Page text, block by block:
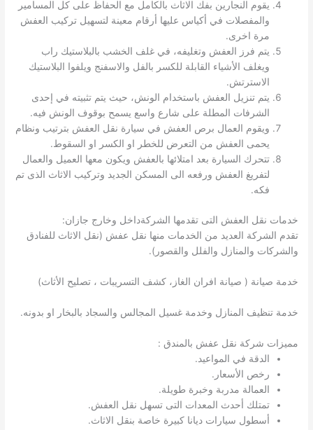
يقوم النجارين بفك الاثاث بالكامل مع الحفاظ على كل المسامير
والمفصلات في أكياس عليها أرقام معينة لتسهيل تركيب العفش
مرة اخرى.
يتم فرز العفش وتغليفه، في غلف الخشب بالبلاستيك راب
ويغلف الأشياء القابلة للكسر بالفل والاسفنج ويلفوا البلاستيك
الاسترتش.
يتم تنزيل العفش باستخدام الونش، حيث يتم تثبيته في إحدى
الشرفات المطلة على شارع واسع يسمح بوقوف الونش فيه.
ويقوم العمال برص العفش في سيارة نقل العفش بترتيب ونظام
يحمى العفش من التعرض للخطر او الكسر او السقوط.
تتحرك السيارة بعد امتلائها بالعفش ويكون معها العميل والعمال
لتفريغ العفش ورفعه الى المسكن الجديد وتركيب الاثاث الذى تم
فكه.
خدمات نقل العفش التى تقدمها الشركةداخل وخارج جازان:
تقدم الشركة العديد من الخدمات منها نقل عفش (نقل الاثاث للفنادق
والشركات والمنازل والفلل والقصور).
خدمة صيانة ( صيانة افران الغاز، كشف التسريبات ، تصليح الأثاث)
خدمة تنظيف المنازل وخدمة غسيل المجالس والسجاد بالبخار او بدونه.
مميزات شركة نقل عفش بالمندق :
الدقة في المواعيد.
رخص الأسعار.
العمالة مدربة وخبرة طويلة.
تمتلك أحدث المعدات التى تسهل نقل العفش.
أسطول سيارات ديانا كبيرة خاصة بنقل الاثاث.